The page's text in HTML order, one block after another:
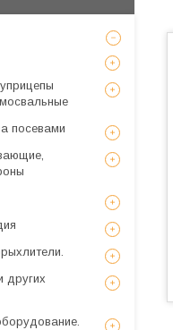
посевами
других